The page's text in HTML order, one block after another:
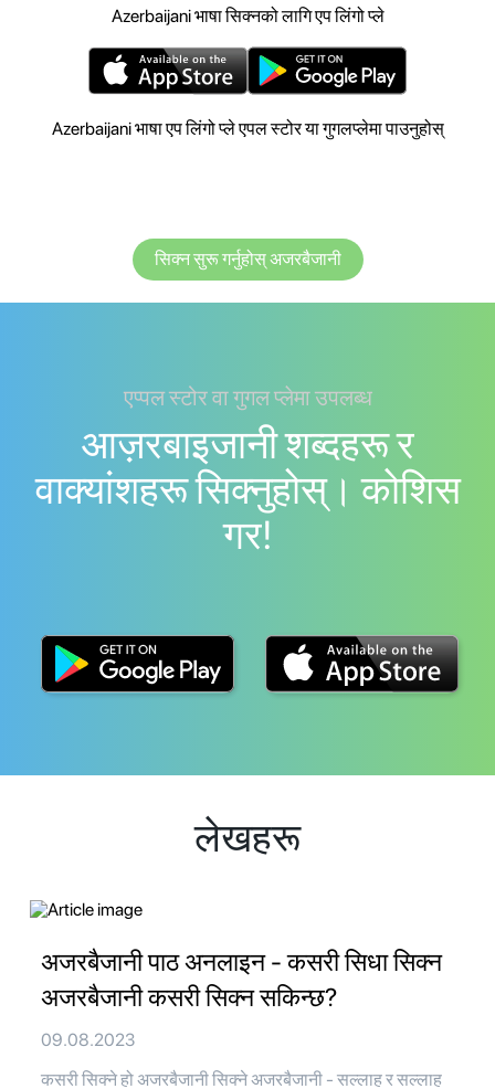
Azerbaijani भाषा सिक्नको लागि एप लिंगो प्ले
Azerbaijani भाषा एप लिंगो प्ले एपल स्टोर या गुगलप्लेमा पाउनुहोस्
सिक्न सुरू गर्नुहोस् अजरबैजानी
एप्पल स्टोर वा गुगल प्लेमा उपलब्ध
आज़रबाइजानी शब्दहरू र
वाक्यांशहरू सिक्नुहोस्। काेशिस
गर!
लेखहरू
अजरबैजानी पाठ अनलाइन - कसरी सिधा सिक्न
अजरबैजानी कसरी सिक्न सकिन्छ?
09.08.2023
कसरी सिक्ने हो अजरबैजानी सिक्ने अजरबैजानी - सल्लाह र सल्लाह